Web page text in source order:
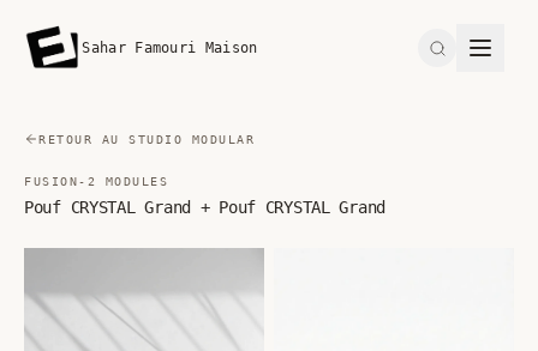
Sahar Famouri Maison
Search
RETOUR AU STUDIO MODULAR
FUSION-2 MODULES
Pouf CRYSTAL Grand + Pouf CRYSTAL Grand